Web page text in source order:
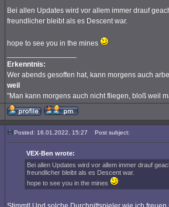
Bei allen Updates wird vor allem immer drauf
freundlicher bleibt als es Descent war.
hope to see you in the mines
Erkenntnis:
Wer abends gesoffen hat, kann morgens auch
weil
"Man kann morgens auch nicht fliegen, bloß weil
Posted: 16.01.2022, 15:27 Post subject:
VEX-Ben wrote:
Bei allen Updates wird vor allem immer drauf
freundlicher bleibt als es Descent war.
hope to see you in the mines